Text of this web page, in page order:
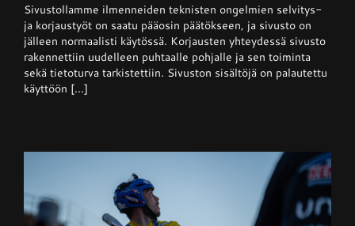
jälleen
normaalisti
käytössä
Sivustollamme ilmenneiden teknisten ongelmien selvitys-
ja korjaustyöt on saatu pääosin päätökseen, ja sivusto on
jälleen normaalisti käytössä. Korjausten yhteydessä sivusto
rakennettiin uudelleen puhtaalle pohjalle ja sen toiminta
sekä tietoturva tarkistettiin. Sivuston sisältöjä on palautettu
käyttöön [...]